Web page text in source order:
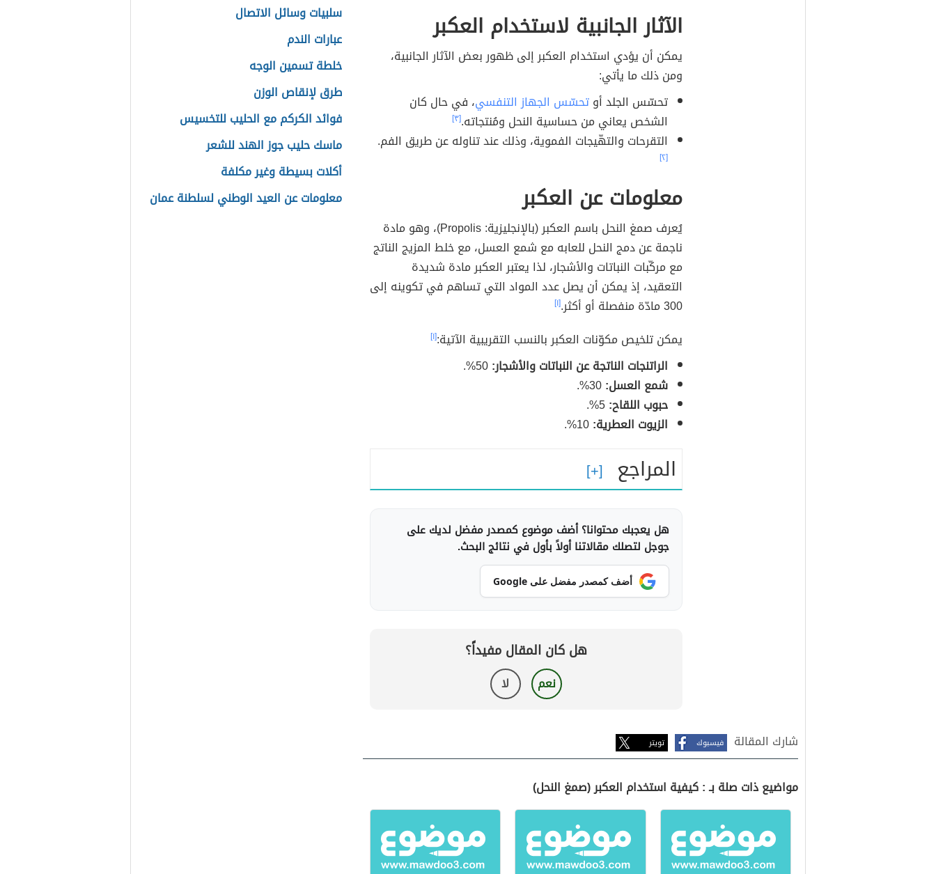
الآثار الجانبية لاستخدام العكبر
يمكن أن يؤدي استخدام العكبر إلى ظهور بعض الآثار الجانبية،
ومن ذلك ما يأتي:
تحسّس الجلد أوتحسّس الجهاز التنفسي، في حال كان
الشخص يعاني من حساسية النحل ومُنتجاته.[٣]
التقرحات والتهّيجات الفموية، وذلك عند تناوله عن طريق الفم.
[٢]
معلومات عن العكبر
يُعرف صمغ النحل باسم العكبر (بالإنجليزية: Propolis)، وهو مادة
ناجمة عن دمج النحل للعابه مع شمع العسل، مع خلط المزيج الناتج
مع مركّبات النباتات والأشجار، لذا يعتبر العكبر مادة شديدة
التعقيد، إذ يمكن أن يصل عدد المواد التي تساهم في تكوينه إلى
300 مادّة منفصلة أو أكثر.
[١]
يمكن تلخيص مكوّنات العكبر بالنسب التقريبية الآتية:[١]
الراتنجات الناتجة عن النباتات والأشجار:50%.
شمع العسل:30%.
حبوب اللقاح:5%.
الزيوت العطرية:10%.
المراجع
هل يعجبك محتوانا؟ أضف موضوع كمصدر مفضل لديك على
جوجل لتصلك مقالاتنا أولاً بأول في نتائج البحث.
أضف كمصدر مفضل على Google
هل كان المقال مفيداً؟
نعم لا
شارك المقالة فيسبوك تويتر
مواضيع ذات صلة بـ : كيفية استخدام العكبر (صمغ النحل)
سلبيات وسائل الاتصال
عبارات الندم
خلطة تسمين الوجه
طرق لإنقاص الوزن
فوائد الكركم مع الحليب للتخسيس
ماسك حليب جوز الهند للشعر
أكلات بسيطة وغير مكلفة
معلومات عن العيد الوطني لسلطنة عمان